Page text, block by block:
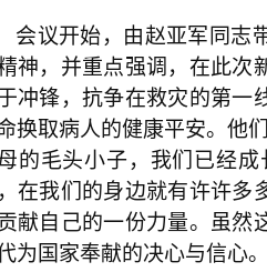
会议开始，由赵亚军同志
神，并重点强调，在此次
冲锋，抗争在救灾的第一
换取病人的健康平安。他
的毛头小子，我们已经
在我们的身边就有许许多
献自己的一份力量。虽然
为国家奉献的决心与信心